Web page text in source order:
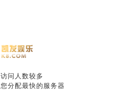
问人数较多
分配最快的服务器